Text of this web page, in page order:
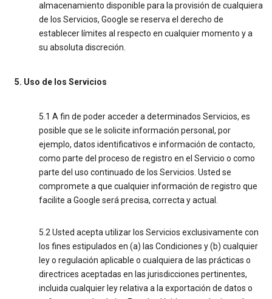
almacenamiento disponible para la provisión de cualquiera
de los Servicios, Google se reserva el derecho de
establecer límites al respecto en cualquier momento y a
su absoluta discreción.
5. Uso de los Servicios
5.1 A fin de poder acceder a determinados Servicios, es
posible que se le solicite información personal, por
ejemplo, datos identificativos e información de contacto,
como parte del proceso de registro en el Servicio o como
parte del uso continuado de los Servicios. Usted se
compromete a que cualquier información de registro que
facilite a Google será precisa, correcta y actual.
5.2 Usted acepta utilizar los Servicios exclusivamente con
los fines estipulados en (a) las Condiciones y (b) cualquier
ley o regulación aplicable o cualquiera de las prácticas o
directrices aceptadas en las jurisdicciones pertinentes,
incluida cualquier ley relativa a la exportación de datos o